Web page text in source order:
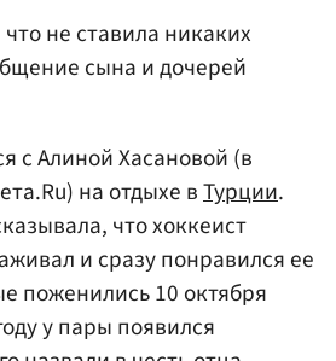
не ставила никаких
сына и дочерей
с Алиной Хасановой (в
на отдыхе вТурции.
что хоккеист
и сразу понравился ее
поженились 10 октября
у пары появился